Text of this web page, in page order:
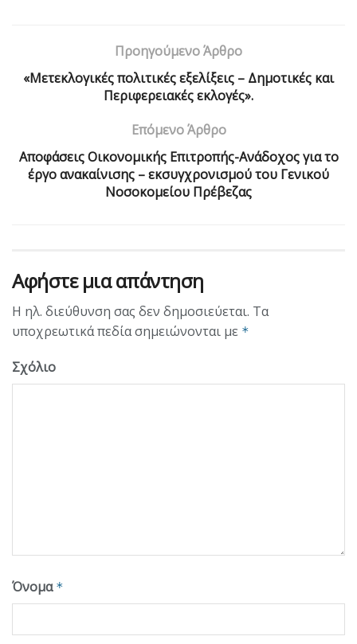
Προηγούμενο Άρθρο
«Μετεκλογικές πολιτικές εξελίξεις – Δημοτικές και
Περιφερειακές εκλογές».
Επόμενο Άρθρο
Aποφάσεις Οικονομικής Επιτροπής-Ανάδοχος για το
έργο ανακαίνισης – εκσυγχρονισμού του Γενικού
Νοσοκομείου Πρέβεζας
Αφήστε μια απάντηση
Η ηλ. διεύθυνση σας δεν δημοσιεύεται. Τα
υποχρεωτικά πεδία σημειώνονται με *
Σχόλιο
Όνομα *